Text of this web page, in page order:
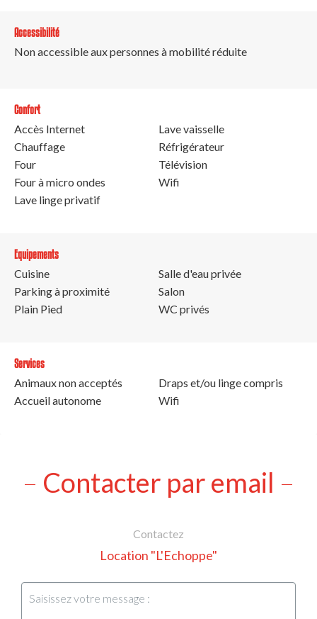
Accessibilité
Non accessible aux personnes à mobilité réduite
Confort
Accès Internet
Chauffage
Four
Four à micro ondes
Lave linge privatif
Lave vaisselle
Réfrigérateur
Télévision
Wifi
Equipements
Cuisine
Parking à proximité
Plain Pied
Salle d'eau privée
Salon
WC privés
Services
Animaux non acceptés
Accueil autonome
Draps et/ou linge compris
Wifi
Contacter par email
Contactez
Location "L'Echoppe"